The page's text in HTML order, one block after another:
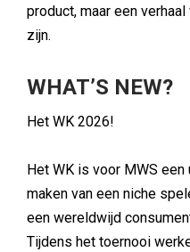
product, maar een
zijn.
WHAT’S NEW?
Het WK 2026!
Het WK is voor MWS
maken van een niche
een wereldwijd
Tijdens het toernooi